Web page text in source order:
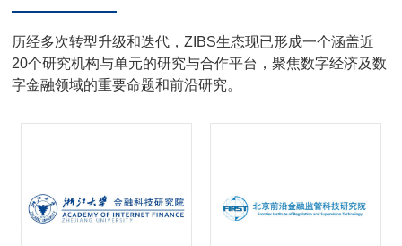
历经多次转型升级和迭代，ZIBS生态现已形成一个涵盖近
20个研究机构与单元的研究与合作平台，聚焦数字经济及数
字金融领域的重要命题和前沿研究。